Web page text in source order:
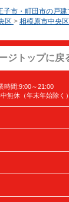
子市・町田市の戸
区 > 相模原市中央
ジトップに戻
時間:9:00～21:00
無休（年末年始除く）